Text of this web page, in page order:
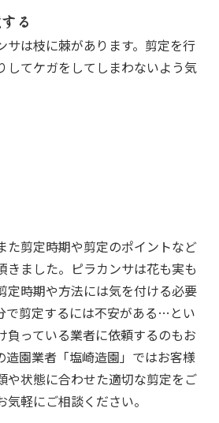
る
サは枝に棘があります。剪定を行
してケガをしてしまわないよう気
た剪定時期や剪定のポイントなど
きました。ピラカンサは花も実も
定時期や方法には気を付ける必要
で剪定するには不安がある…とい
負っている業者に依頼するのもお
造園業者「塩崎造園」ではお客様
や状態に合わせた適切な剪定をご
軽にご相談ください。